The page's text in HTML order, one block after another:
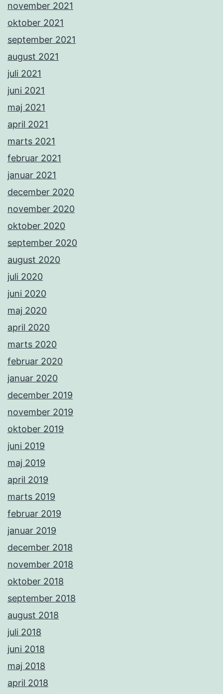
november 2021
oktober 2021
september 2021
august 2021
juli 2021
juni 2021
maj 2021
april 2021
marts 2021
februar 2021
januar 2021
december 2020
november 2020
oktober 2020
september 2020
august 2020
juli 2020
juni 2020
maj 2020
april 2020
marts 2020
februar 2020
januar 2020
december 2019
november 2019
oktober 2019
juni 2019
maj 2019
april 2019
marts 2019
februar 2019
januar 2019
december 2018
november 2018
oktober 2018
september 2018
august 2018
juli 2018
juni 2018
maj 2018
april 2018